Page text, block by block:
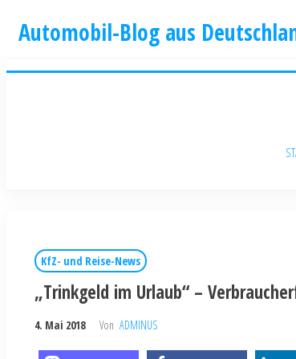
Automobil-Blog aus
KfZ- und Reise-News
„Trinkgeld im Urlaub“ –
4. Mai 2018 Von ADMINUS